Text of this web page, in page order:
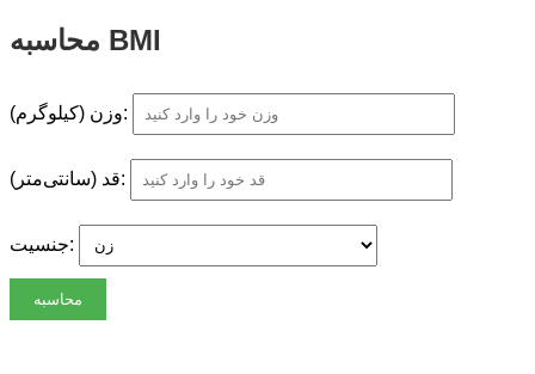
محاسبه BMI
وزن (کیلوگرم):
قد (سانتی‌متر):
جنسیت:
محاسبه